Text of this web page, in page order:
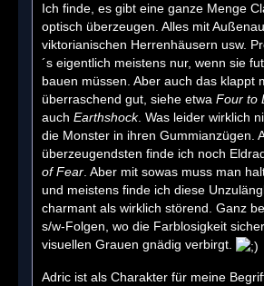
Ich finde, es gibt eine ganze Menge
optisch überzeugen. Alles mit
viktorianischen Herrenhäusern usw.
´s eigentlich meistens nur, wenn sie
bauen müssen. Aber auch das klappt
überraschend gut, siehe etwa Four to
auch Earthshock. Was leider wirklich
die Monster in ihren Gummianzügen.
überzeugendsten finde ich noch
of Fear. Aber mit sowas muss man
und meistens finde ich diese
charmant als wirklich störend. Ganz
s/w-Folgen, wo die Farblosigkeit
visuellen Grauen gnädig verbirgt.
Adric ist als Charakter für meine